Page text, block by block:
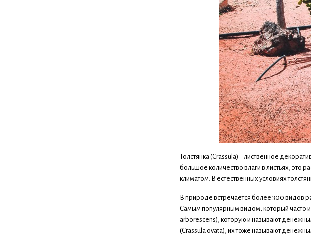
Толстянка (Crassula) – лиственное
большое количество влаги в листьях, это
климатом. В естественных условиях
В природе встречается более 300 видов
Самым популярным видом, который часто
arborescens), которую и называют
(Crassula ovata), их тоже называют